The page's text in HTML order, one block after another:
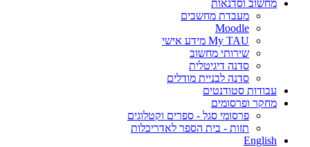
מחשוב וסדנאות
מעבדת מחשבים
Moodle
My TAU מידע אישי
שירותי מחשוב
סדנה דיגיטלית
סדנה לבניית מודלים
עבודות סטודנטים
מחקר ופרסומים
פרסומי סגל - ספרים וקטלוגים
תזות - בית הספר לאדריכלות
English